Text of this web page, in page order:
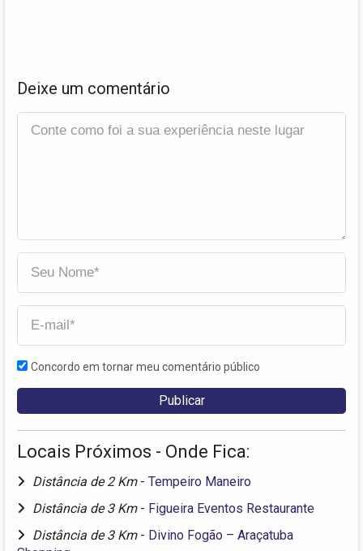
Deixe um comentário
Concordo em tornar meu comentário público
Locais Próximos - Onde Fica:
Distância de 2 Km - Tempeiro Maneiro
Distância de 3 Km - Figueira Eventos Restaurante
Distância de 3 Km - Divino Fogão – Araçatuba